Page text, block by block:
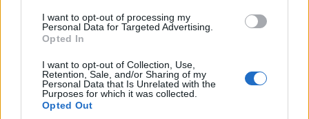
I want to opt-out of processing my
Personal Data for Targeted Advertising.
Opted In
I want to opt-out of Collection, Use,
Retention, Sale, and/or Sharing of my
Personal Data that Is Unrelated with the
Purposes for which it was collected.
Opted Out
KEDVES OLVASÓNK!
A keresett cikk a portfolio.hu hírarchívumához
regisztrációhoz kötött.
Az előfizetés a következőket tartalmazza:
Portfolio.hu teljes cikkarchívum